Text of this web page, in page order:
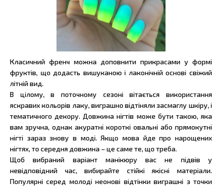
Класичний френч можна доповнити прикрасами у формі
фруктів, що додасть вишуканою і лаконічній основі свіжий
літній вид.
В цілому, в поточному сезоні вітається використання
яскравих кольорів лаку, виграшно відтіняли засмаглу шкіру, і
тематичного декору. Довжина нігтів може бути такою, яка
вам зручна, однак акуратні короткі овальні або прямокутні
нігті зараз знову в моді. Якщо мова йде про нарощених
нігтях, то середня довжина – це саме те, що треба.
Щоб вибраний варіант манікюру вас не підвів у
невідповідний час, вибирайте стійкі якісні матеріали.
Популярні серед молоді неонові відтінки виграшні з точки